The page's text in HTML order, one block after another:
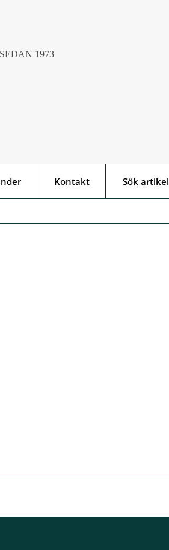
1973
Kontakt Sök artikel